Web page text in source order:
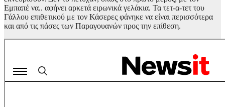
Εμπαπέ να.. αφήνει αρκετά ειρωνικά γελάκια. Τα τετ-α-τετ του
Γάλλου επιθετικού με τον Κάσερες φάνηκε να είναι περισσότερα
και από τις πάσες των Παραγουανών προς την επίθεση.